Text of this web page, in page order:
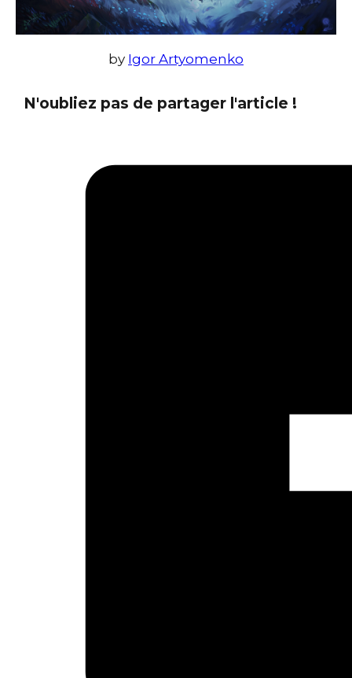
by Igor Artyomenko
N'oubliez pas de partager l'article !